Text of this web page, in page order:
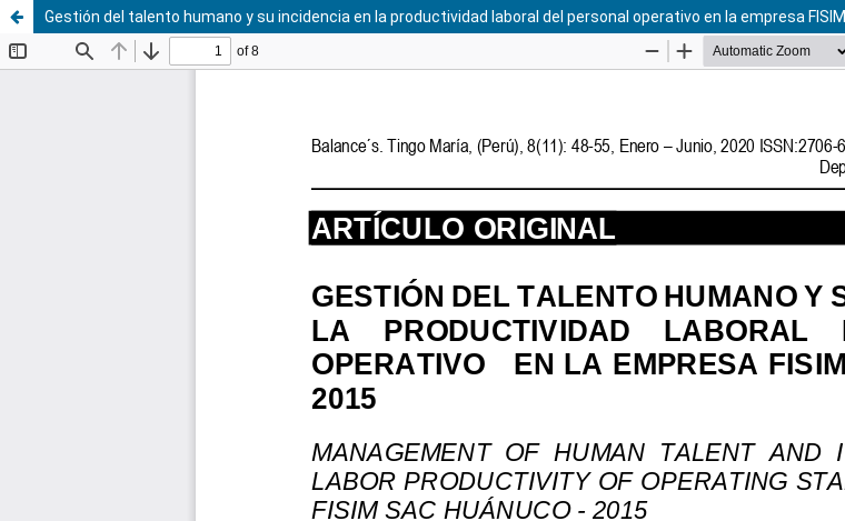
Gestión del talento humano y su incidencia en la productividad laboral del personal operativo en la empresa